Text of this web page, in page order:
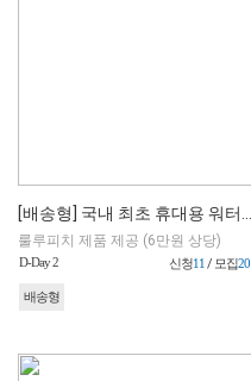
룰루피치 제품 제공 (6만원 상당)
D-Day 2 신청11 / 모집20
배송형